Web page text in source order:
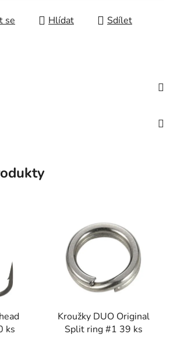
se Hlídat Sdílet
ks
Kroužky DUO Original
Split ring #1 39 ks